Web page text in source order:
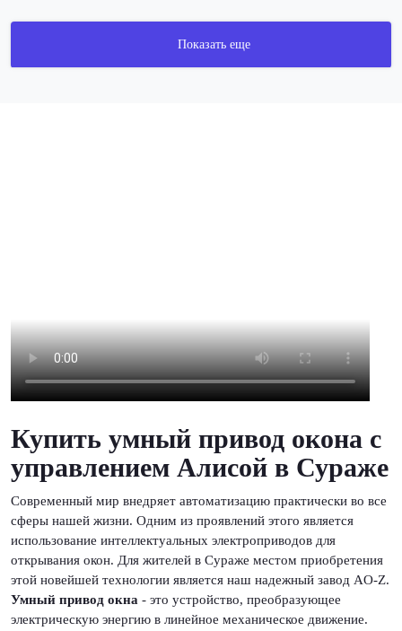
Показать еще
Купить умный привод окона с
управлением Алисой в Сураже
Современный мир внедряет автоматизацию практически во все
сферы нашей жизни. Одним из проявлений этого является
использование интеллектуальных электроприводов для
открывания окон. Для жителей в Сураже местом приобретения
этой новейшей технологии является наш надежный завод AO-Z.
Умный привод окна - это устройство, преобразующее
электрическую энергию в линейное механическое движение.